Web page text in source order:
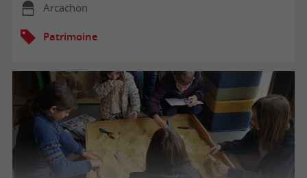
Arcachon
Patrimoine